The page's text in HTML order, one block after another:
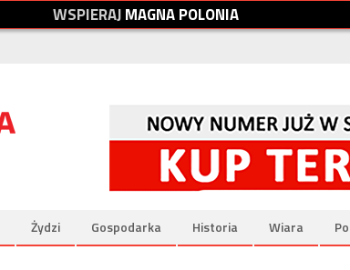
WSPIERAJMAGNAPOLONIA
Żydzi Gospodarka Historia Wiara